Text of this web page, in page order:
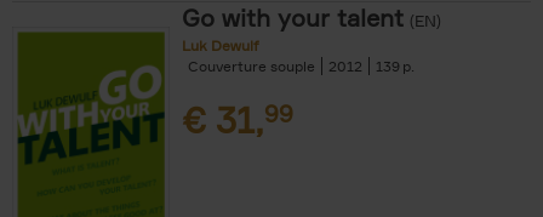
Go with your talent (EN)
Luk Dewulf
Couverture souple
2012 139
€ 31,99